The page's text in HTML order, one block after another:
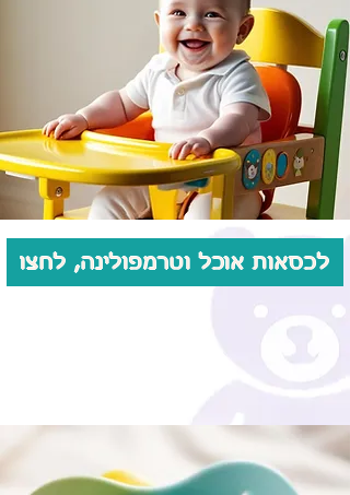
לכסאות אוכל וטרמפולינה, לחצו